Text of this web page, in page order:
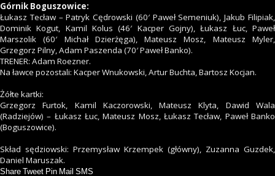
Górnik Boguszowice:
Łukasz Tecław – Patryk Cędrowski (60′ Paweł Semeniuk), Jakub Filipiak,
Dominik Kogut, Kamil Kolus (46′ Kacper Gojny), Łukasz Łuc, Paweł
Marszolik (60′ Michał Dzierżęga), Mateusz Mosz, Mateusz Myler,
Grzegorz Pilny, Adam Paszenda (70′ Paweł Banko).
TRENER: Adam Roezner.
Na ławce pozostali: Kacper Wnukowski, Artur Buchta, Bartosz Kocjan.
Żółte kartki:
Grzegorz Furtok, Kamil Kaczorowski, Mateusz Klyta, Dawid Wala
(Radziejów) – Łukasz Łuc, Mateusz Mosz, Łukasz Tecław, Paweł Banko
(Boguszowice).
Skład sędziowski: Przemysław Krzempek (główny), Zuzanna Guzdek,
Daniel Maruszak.
Share Tweet Pin Mail SMS